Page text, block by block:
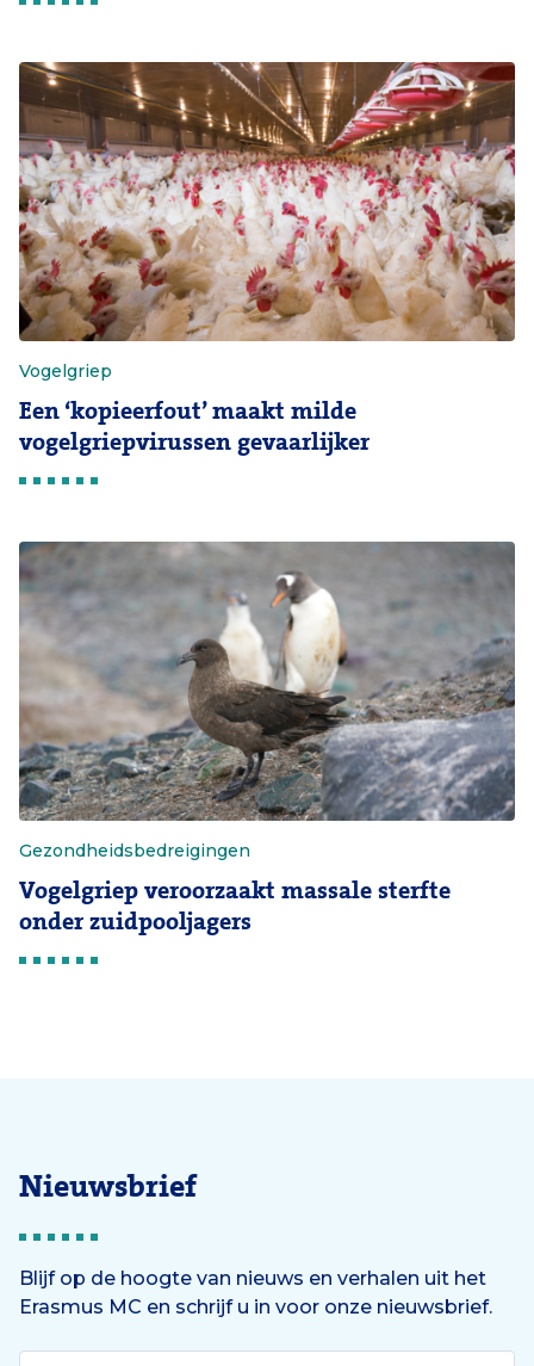
Vogelgriep
Een ‘kopieerfout’ maakt milde
vogelgriepvirussen gevaarlijker
Gezondheidsbedreigingen
Vogelgriep veroorzaakt massale sterfte
onder zuidpooljagers
Nieuwsbrief
Blijf op de hoogte van nieuws en verhalen uit het
Erasmus MC en schrijf u in voor onze nieuwsbrief.